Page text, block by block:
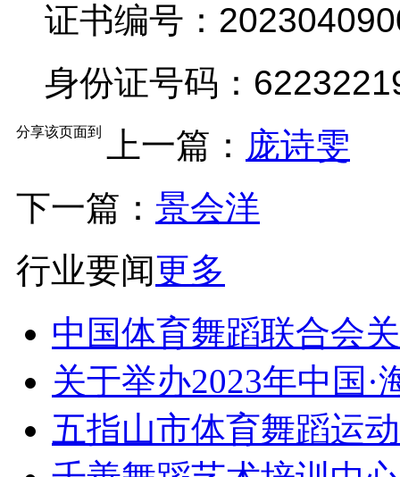
证书编号：
身份证号码：
分享该页面到 上一篇： 庞诗雯
下一篇： 景会洋
行业要闻更多
中国体育舞蹈联合会
关于举办2023年中国·
五指山市体育舞蹈运